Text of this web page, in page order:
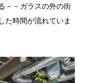
－－ガラスの外の街
た時間が流れていま